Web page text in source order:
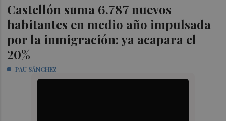
Castellón suma 6.787 nuevos
habitantes en medio año impulsada
por la inmigración: ya acapara el
20%
PAU SÁNCHEZ